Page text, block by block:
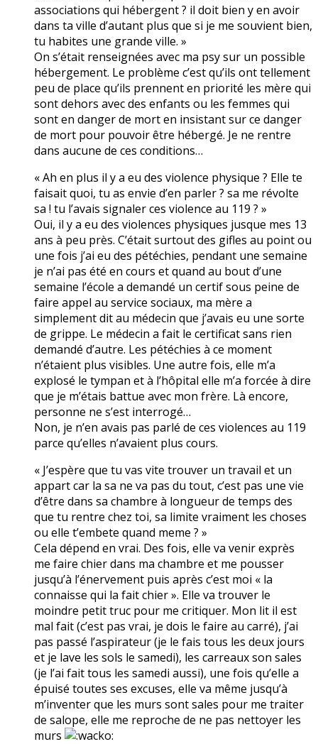
associations qui hébergent ? il doit bien y en avoir
dans ta ville d’autant plus que si je me souvient bien,
tu habites une grande ville. »
On s’était renseignées avec ma psy sur un possible
hébergement. Le problème c’est qu’ils ont tellement
peu de place qu’ils prennent en priorité les mère qui
sont dehors avec des enfants ou les femmes qui
sont en danger de mort en insistant sur ce danger
de mort pour pouvoir être hébergé. Je ne rentre
dans aucune de ces conditions…
« Ah en plus il y a eu des violence physique ? Elle te
faisait quoi, tu as envie d’en parler ? sa me révolte
sa ! tu l’avais signaler ces violence au 119 ? »
Oui, il y a eu des violences physiques jusque mes 13
ans à peu près. C’était surtout des gifles au point ou
une fois j’ai eu des pétéchies, pendant une semaine
je n’ai pas été en cours et quand au bout d’une
semaine l’école a demandé un certif sous peine de
faire appel au service sociaux, ma mère a
simplement dit au médecin que j’avais eu une sorte
de grippe. Le médecin a fait le certificat sans rien
demandé d’autre. Les pétéchies à ce moment
n’étaient plus visibles. Une autre fois, elle m’a
explosé le tympan et à l’hôpital elle m’a forcée à dire
que je m’étais battue avec mon frère. Là encore,
personne ne s’est interrogé…
Non, je n’en avais pas parlé de ces violences au 119
parce qu’elles n’avaient plus cours.
« J’espère que tu vas vite trouver un travail et un
appart car la sa ne va pas du tout, c’est pas une vie
d’être dans sa chambre à longueur de temps des
que tu rentre chez toi, sa limite vraiment les choses
ou elle t’embete quand meme ? »
Cela dépend en vrai. Des fois, elle va venir exprès
me faire chier dans ma chambre et me pousser
jusqu’à l’énervement puis après c’est moi « la
connaisse qui la fait chier ». Elle va trouver le
moindre petit truc pour me critiquer. Mon lit il est
mal fait (c’est pas vrai, je dois le faire au carré), j’ai
pas passé l’aspirateur (je le fais tous les deux jours
et je lave les sols le samedi), les carreaux son sales
(je l’ai fait tous les samedi aussi), une fois qu’elle a
épuisé toutes ses excuses, elle va même jusqu’à
m’inventer que les murs sont sales pour me traiter
de salope, elle me reproche de ne pas nettoyer les
murs